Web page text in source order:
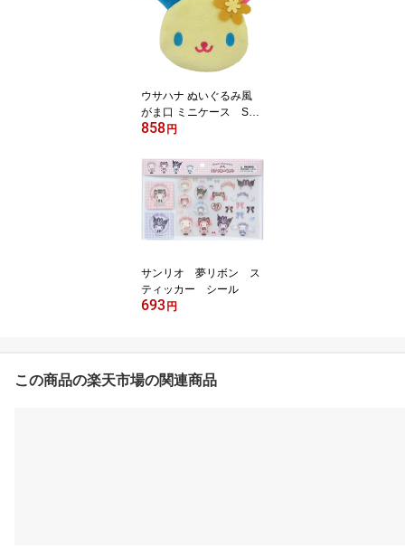
ウサハナ ぬいぐるみ風
がま口 ミニケース SR-
0053US USAHANA 鈴
858円
サンリオ 夢リボン ス
ティッカー シール
693円
この商品の楽天市場の関連商品